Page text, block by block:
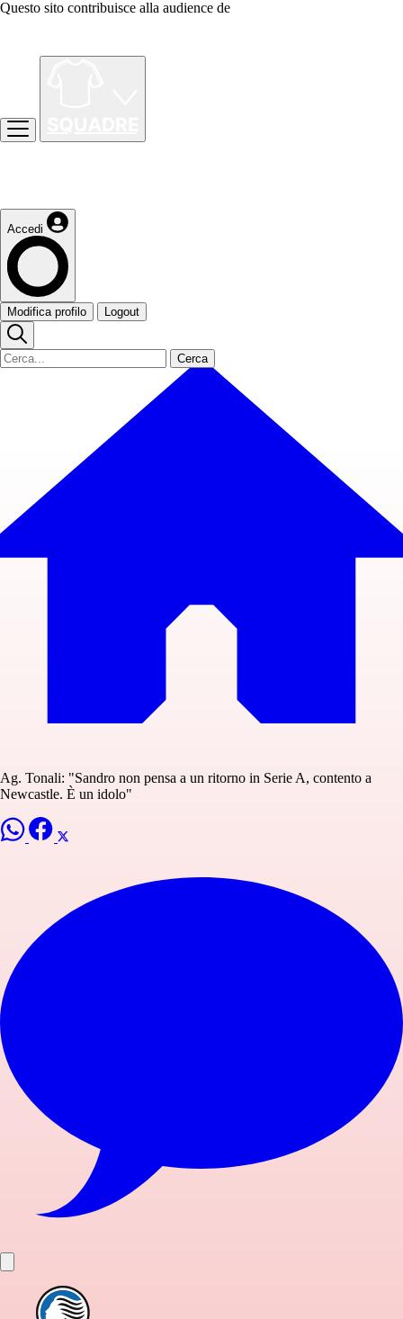
Questo sito contribuisce alla audience de
Accedi
Modifica profilo Logout
Cerca
Ag. Tonali: "Sandro non pensa a un ritorno in Serie A, contento a
Newcastle. È un idolo"